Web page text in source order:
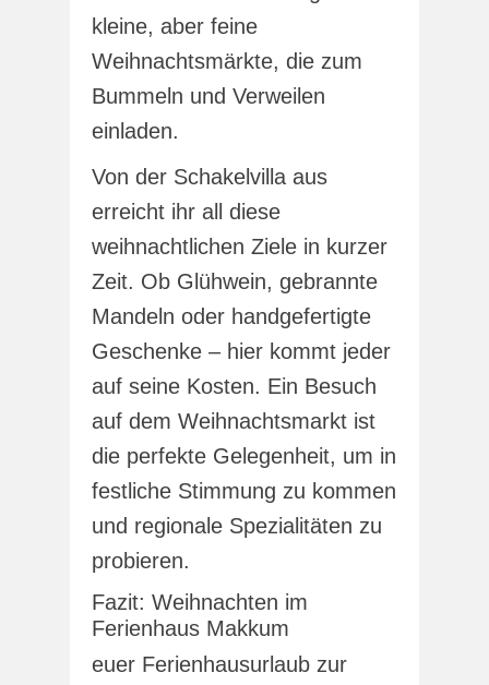
kleine, aber feine
Weihnachtsmärkte, die zum
Bummeln und Verweilen
einladen.
Von der Schakelvilla aus
erreicht ihr all diese
weihnachtlichen Ziele in kurzer
Zeit. Ob Glühwein, gebrannte
Mandeln oder handgefertigte
Geschenke – hier kommt jeder
auf seine Kosten. Ein Besuch
auf dem Weihnachtsmarkt ist
die perfekte Gelegenheit, um in
festliche Stimmung zu kommen
und regionale Spezialitäten zu
probieren.
Fazit: Weihnachten im
Ferienhaus Makkum
euer Ferienhausurlaub zur